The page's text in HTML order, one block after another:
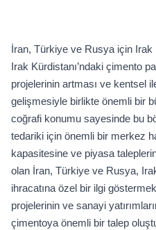
İran, Türkiye ve Rusya için Irak
Irak Kürdistanı’ndaki çimento
projelerinin artması ve kentsel
gelişmesiyle birlikte önemli bir
coğrafi konumu sayesinde bu
tedariki için önemli bir merkez
kapasitesine ve piyasa
olan İran, Türkiye ve Rusya,
ihracatına özel bir ilgi
projelerinin ve sanayi
çimentoya önemli bir talep